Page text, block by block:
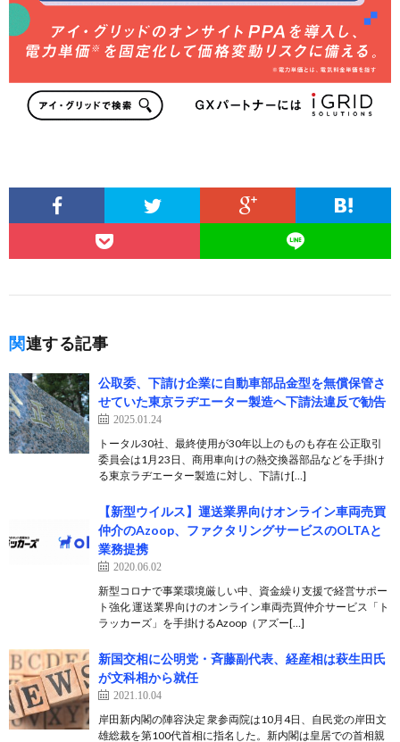
関連する記事
公取委、下請け企業に自動車部品金型を無償保管さ
せていた東京ラヂエーター製造へ下請法違反で勧告
2025.01.24
トータル30社、最終使用が30年以上のものも存在 公正取引
委員会は1月23日、商用車向けの熱交換器部品などを手掛け
る東京ラヂエーター製造に対し、下請け[…]
【新型ウイルス】運送業界向けオンライン車両売買
仲介のAzoop、ファクタリングサービスのOLTAと
業務提携
2020.06.02
新型コロナで事業環境厳しい中、資金繰り支援で経営サポー
ト強化 運送業界向けのオンライン車両売買仲介サービス「ト
ラッカーズ」を手掛けるAzoop（アズー[…]
新国交相に公明党・斉藤副代表、経産相は萩生田氏
が文科相から就任
2021.10.04
岸田新内閣の陣容決定 衆参両院は10月4日、自民党の岸田文
雄総裁を第100代首相に指名した。新内閣は皇居での首相親